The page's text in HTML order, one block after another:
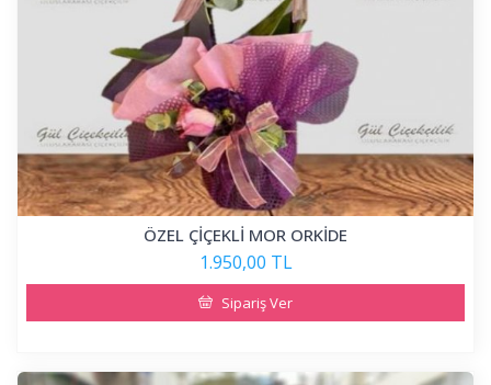
ÖZEL ÇİÇEKLİ MOR ORKİDE
1.950,00 TL
Sipariş Ver